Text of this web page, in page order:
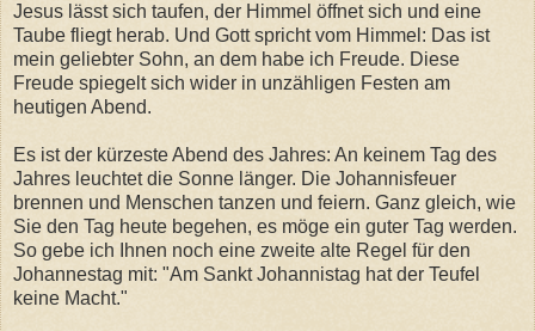
Jesus lässt sich taufen, der Himmel öffnet sich und eine
Taube fliegt herab. Und Gott spricht vom Himmel: Das ist
mein geliebter Sohn, an dem habe ich Freude. Diese
Freude spiegelt sich wider in unzähligen Festen am
heutigen Abend.
Es ist der kürzeste Abend des Jahres: An keinem Tag des
Jahres leuchtet die Sonne länger. Die Johannisfeuer
brennen und Menschen tanzen und feiern. Ganz gleich, wie
Sie den Tag heute begehen, es möge ein guter Tag werden.
So gebe ich Ihnen noch eine zweite alte Regel für den
Johannestag mit: "Am Sankt Johannistag hat der Teufel
keine Macht."